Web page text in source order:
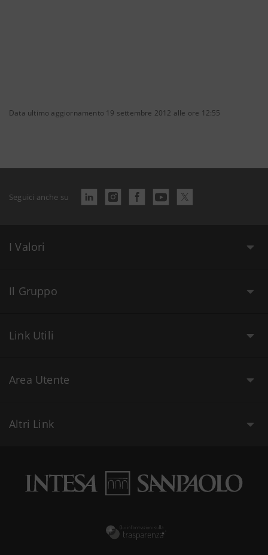
Data ultimo aggiornamento 19 settembre 2012 alle ore 12:55
Seguici anche su
I Valori
Il Gruppo
Link Utili
Area Utente
Altri Link